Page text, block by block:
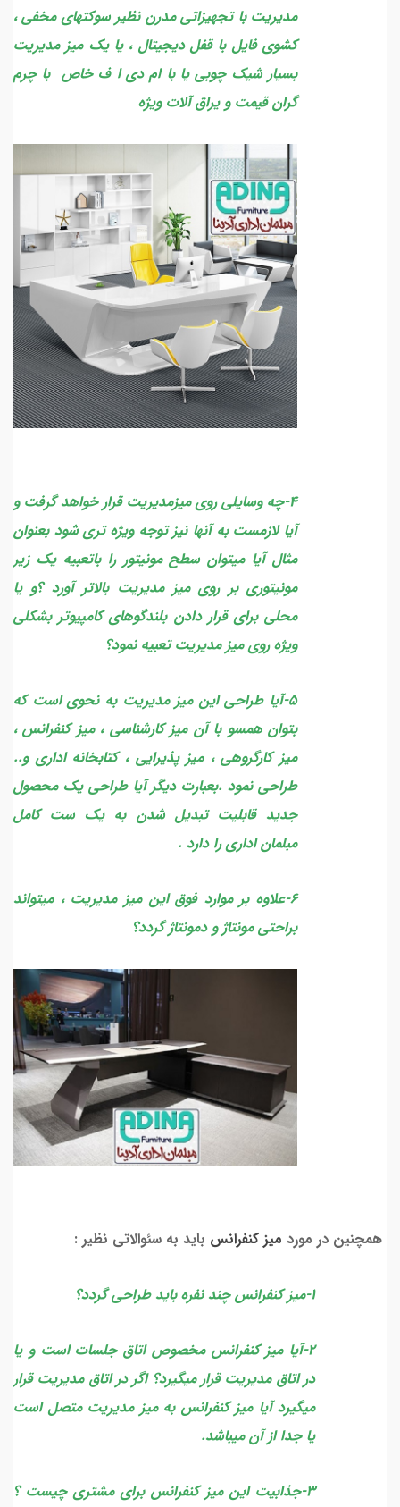
مدیریت با تجهیزاتی مدرن نظیر سوکتهای مخفی ،
کشوی فایل با قفل دیجیتال ، یا یک میز مدیریت
بسیار شیک چوبی یا با ام دی ا ف خاص با چرم
گران قیمت و یراق آلات ویژه
4-چه وسایلی روی میزمدیریت قرار خواهد گرفت و
آیا لازمست به آنها نیز توجه ویژه تری شود بعنوان
مثال آیا میتوان سطح مونیتور را باتعبیه یک زیر
مونیتوری بر روی میز مدیریت بالاتر آورد ؟و یا
محلی برای قرار دادن بلندگوهای کامپیوتر بشکلی
ویژه روی میز مدیریت تعبیه نمود؟
5-آیا طراحی این میز مدیریت به نحوی است که
بتوان همسو با آن میز کارشناسی ، میز کنفرانس ،
میز کارگروهی ، میز پذیرایی ، کتابخانه اداری و..
طراحی نمود .بعبارت دیگر آیا طراحی یک محصول
جدید قابلیت تبدیل شدن به یک ست کامل
مبلمان اداری را دارد .
6-علاوه بر موارد فوق این میز مدیریت ، میتواند
براحتی مونتاژ و دمونتاژ گردد؟
همچنین در مورد میز کنفرانس باید به سئوالاتی نظیر :
1-میز کنفرانس چند نفره باید طراحی گردد؟
2-آیا میز کنفرانس مخصوص اتاق جلسات است و یا
در اتاق مدیریت قرار میگیرد؟ اگر در اتاق مدیریت قرار
میگیرد آیا میز کنفرانس به میز مدیریت متصل است
یا جدا از آن میباشد.
3-جذابیت این میز کنفرانس برای مشتری چیست ؟